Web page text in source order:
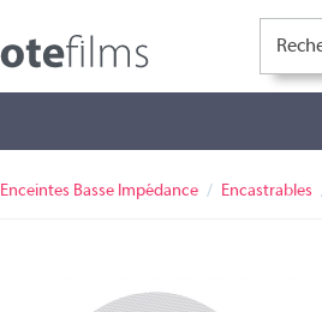
Enceintes Basse Impédance Encastrables